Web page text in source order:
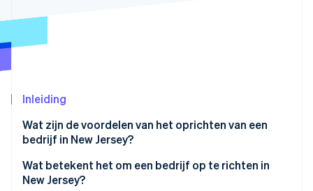
CO₂-verwijdering
Stripe Sessions 2026
Ontdek hoe Stripe de economische
Inleiding
Wat zijn de voordelen van het oprichten van een
bedrijf in New Jersey?
Wat betekent het om een bedrijf op te richten in
New Jersey?